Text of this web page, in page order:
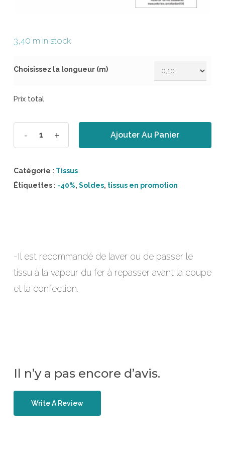
3,40 m in stock
Choisissez la longueur (m)
Prix total
Ajouter Au Panier
Catégorie : Tissus
Étiquettes : -40%, Soldes, tissus en promotion
-Il est recommandé de laver ou de passer le
tissu à la vapeur du fer à repasser avant la coupe
et la confection.
Il n’y a pas encore d’avis.
Write A Review